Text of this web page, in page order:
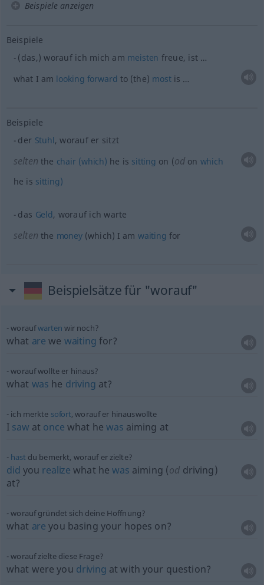
Beispiele anzeigen
Beispiele
(das,) worauf ich mich am meisten freue, ist …
what I am looking forward to (the) mostis …
Beispiele
der Stuhl, worauf er sitzt
selten the chair (which) he is sitting on (odon which
he is sitting)
das Geld, worauf ich warte
selten the money(which) I am waiting for
Beispielsätze für "worauf"
woraufwarten wir noch?
what are we waiting for?
worauf wollte er hinaus?
what was he driving at?
ich merkte sofort, worauf er hinauswollte
I saw at once what he was aiming at
hast du bemerkt, worauf er zielte?
did you realize what hewas aiming (od driving)
at?
worauf gründet sich deine Hoffnung?
what are you basing your hopes on?
worauf zielte diese Frage?
what were you driving at with your question?